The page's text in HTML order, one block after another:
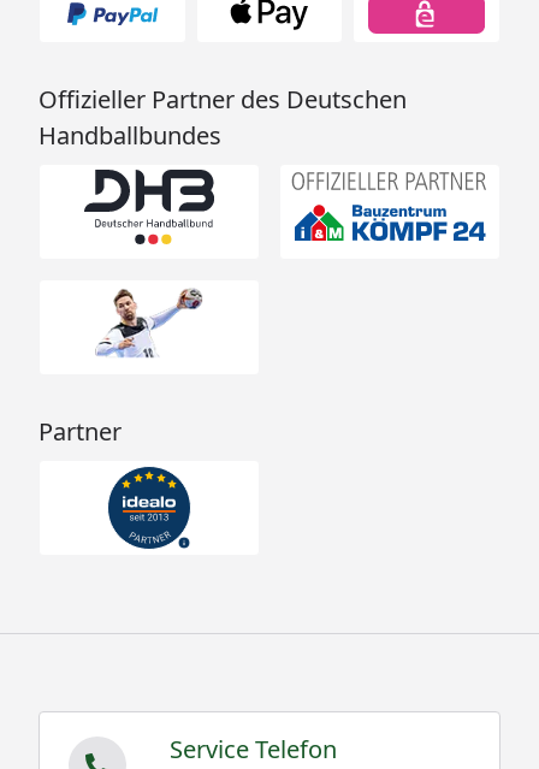
Offizieller Partner des Deutschen
Handballbundes
Partner
Service Telefon